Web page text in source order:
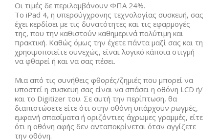
Οι τιμές δε περιλαμβάνουν ΦΠΑ 24%.
Το iPad 4, η υπερσύγχρονης τεχνολογίας συσκευή, σας
έχει κερδίσει με τις δυνατότητες και τις εφαρμογές
της, που την καθιστούν καθημερινά πολύτιμη και
πρακτική. Καθώς όμως την έχετε πάντα μαζί σας και τη
χρησιμοποιείτε συνεχώς, είναι λογικό κάποια στιγμή
να φθαρεί ή και να σας πέσει.
Μια από τις συνήθεις φθορές/ζημιές που μπορεί να
υποστεί η συσκευή σας είναι να σπάσει η οθόνη LCD ή/
και το Digitizer του. Σε αυτή την περίπτωση, θα
διαπιστώσετε είτε ότι στην οθόνη υπάρχουν ρωγμές,
εμφανή σπασίματα ή οριζόντιες άχρωμες γραμμές, είτε
ότι η οθόνη αφής δεν ανταποκρίνεται όταν αγγίζετε
την οθόνη.